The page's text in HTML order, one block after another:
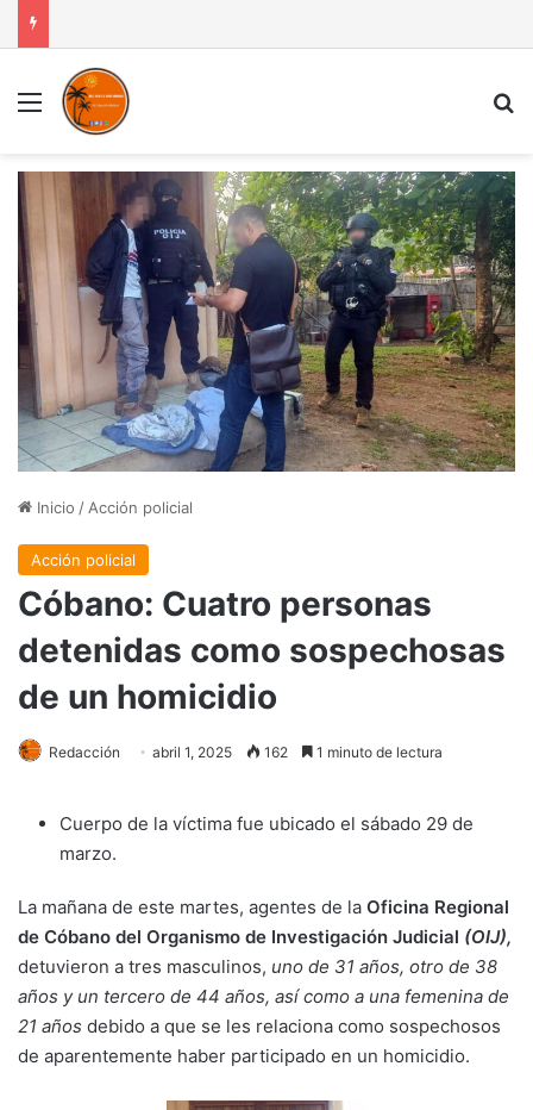
Menú
Inicio / Acción policial
Acción policial
Cóbano: Cuatro personas
detenidas como sospechosas
de un homicidio
Redacción abril 1, 2025 162 1 minuto de lectura
Cuerpo de la víctima fue ubicado el sábado 29 de
marzo.
La mañana de este martes, agentes de la Oficina Regional
de Cóbano del Organismo de Investigación Judicial (OIJ),
detuvieron a tres masculinos, uno de 31 años, otro de 38
años y un tercero de 44 años, así como a una femenina de
21 años debido a que se les relaciona como sospechosos
de aparentemente haber participado en un homicidio.